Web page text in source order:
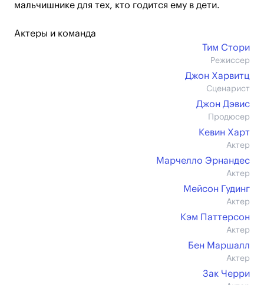
мальчишнике для тех, кто годится ему в дети.
Актеры и команда
Тим Стори
Режиссер
Джон Харвитц
Сценарист
Джон Дэвис
Продюсер
Кевин Харт
Актер
Марчелло Эрнандес
Актер
Мейсон Гудинг
Актер
Кэм Паттерсон
Актер
Бен Маршалл
Актер
Зак Черри